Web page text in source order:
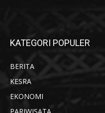
KATEGORI POPULER
BERITA
KESRA
EKONOMI